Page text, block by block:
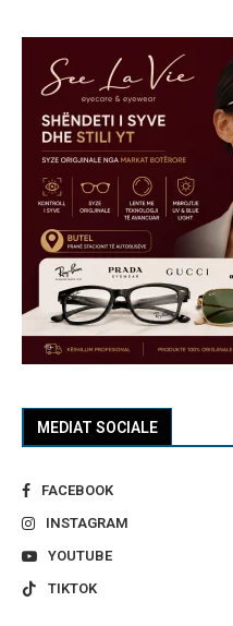
MEDIAT SOCIALE
FACEBOOK
INSTAGRAM
YOUTUBE
TIKTOK